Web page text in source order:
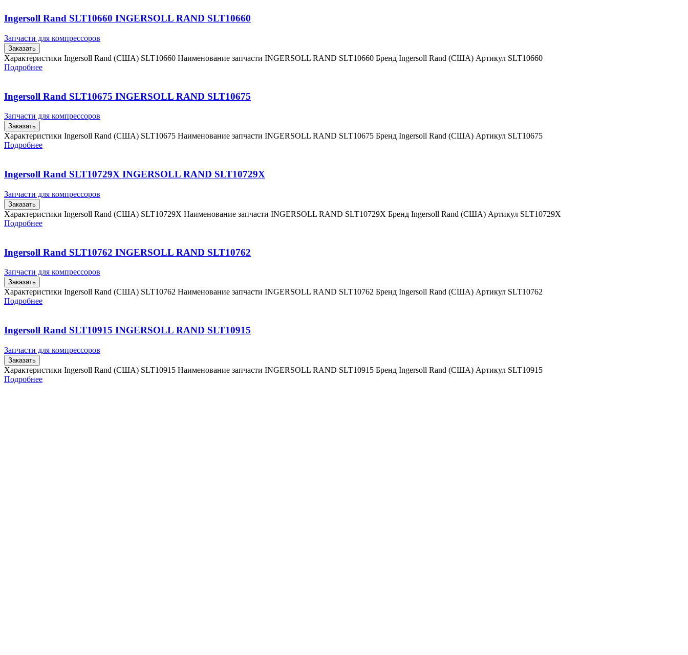
Ingersoll Rand SLT10660 INGERSOLL RAND SLT10660
Запчасти для компрессоров
Заказать
Характеристики Ingersoll Rand (США) SLT10660 Наименование запчасти INGERSOLL RAND SLT10660 Бренд Ingersoll Rand (США) Артикул SLT10660
Подробнее
Ingersoll Rand SLT10675 INGERSOLL RAND SLT10675
Запчасти для компрессоров
Заказать
Характеристики Ingersoll Rand (США) SLT10675 Наименование запчасти INGERSOLL RAND SLT10675 Бренд Ingersoll Rand (США) Артикул SLT10675
Подробнее
Ingersoll Rand SLT10729X INGERSOLL RAND SLT10729X
Запчасти для компрессоров
Заказать
Характеристики Ingersoll Rand (США) SLT10729X Наименование запчасти INGERSOLL RAND SLT10729X Бренд Ingersoll Rand (США) Артикул SLT10729X
Подробнее
Ingersoll Rand SLT10762 INGERSOLL RAND SLT10762
Запчасти для компрессоров
Заказать
Характеристики Ingersoll Rand (США) SLT10762 Наименование запчасти INGERSOLL RAND SLT10762 Бренд Ingersoll Rand (США) Артикул SLT10762
Подробнее
Ingersoll Rand SLT10915 INGERSOLL RAND SLT10915
Запчасти для компрессоров
Заказать
Характеристики Ingersoll Rand (США) SLT10915 Наименование запчасти INGERSOLL RAND SLT10915 Бренд Ingersoll Rand (США) Артикул SLT10915
Подробнее